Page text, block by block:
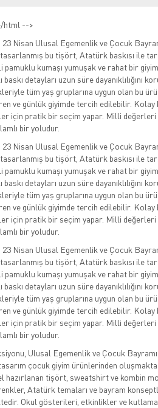
html -->
23 Nisan Ulusal Egemenlik ve Çocuk
bu tişört, Atatürk baskısı ile
pamuklu kumaşı yumuşak ve rahat bir
baskı detayları uzun süre dayanıklılığını
tüm yaş gruplarına uygun olan bu
ve günlük giyimde tercih edilebilir. Kolay
için pratik bir seçim yapar. Milli
bir yoludur.
23 Nisan Ulusal Egemenlik ve Çocuk
bu tişört, Atatürk baskısı ile
pamuklu kumaşı yumuşak ve rahat bir
baskı detayları uzun süre dayanıklılığını
tüm yaş gruplarına uygun olan bu
ve günlük giyimde tercih edilebilir. Kolay
için pratik bir seçim yapar. Milli
bir yoludur.
23 Nisan Ulusal Egemenlik ve Çocuk
bu tişört, Atatürk baskısı ile
pamuklu kumaşı yumuşak ve rahat bir
baskı detayları uzun süre dayanıklılığını
tüm yaş gruplarına uygun olan bu
ve günlük giyimde tercih edilebilir. Kolay
için pratik bir seçim yapar. Milli
bir yoludur.
Ulusal Egemenlik ve Çocuk
çocuk giyim ürünlerinden
hazırlanan tişört, sweatshirt ve kombin
renkler, Atatürk temaları ve bayram
Okul gösterileri, etkinlikler ve